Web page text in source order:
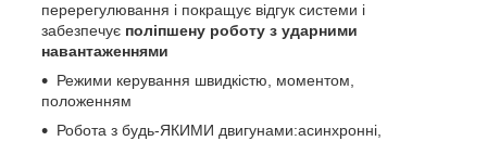
перерегулювання і покращує відгук системи і
забезпечує поліпшену роботу з ударними
навантаженнями
Режими керування швидкістю, моментом,
положенням
Робота з будь-ЯКИМИ двигунами:асинхронні,